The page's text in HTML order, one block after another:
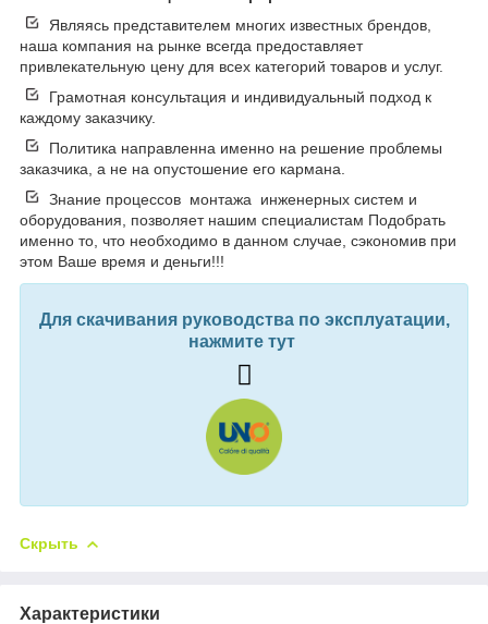
Являясь представителем многих известных брендов,
наша компания на рынке всегда предоставляет
привлекательную цену для всех категорий товаров и услуг.
Грамотная консультация и индивидуальный подход к
каждому заказчику.
Политика направленна именно на решение проблемы
заказчика, а не на опустошение его кармана.
Знание процессов монтажа инженерных систем и
оборудования, позволяет нашим специалистам Подобрать
именно то, что необходимо в данном случае, сэкономив при
этом Ваше время и деньги!!!
Для скачивания руководства по эксплуатации,
нажмите тут
Скрыть
Характеристики